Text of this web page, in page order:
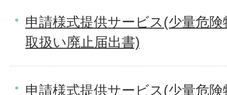
申請様式提供サービス(少量危
取扱い廃止届出書)
申請様式提供サービス(少量危